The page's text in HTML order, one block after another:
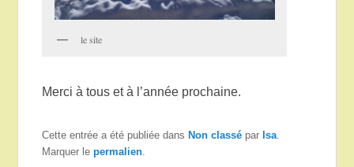
le site
Merci à tous et à l’année prochaine.
Cette entrée a été publiée dansNon classé parIsa
Marquer lepermalien